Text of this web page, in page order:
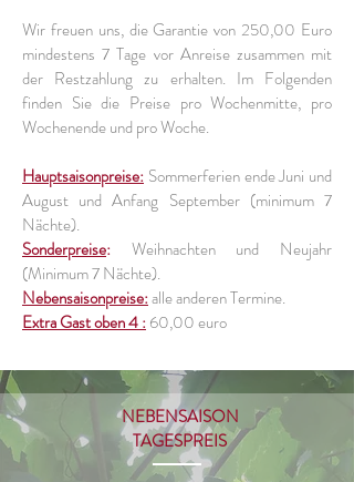
Wir freuen uns, die Garantie von 250,00 Euro
mindestens 7 Tage vor Anreise zusammen mit
der Restzahlung zu erhalten. Im Folgenden
finden Sie die Preise pro Wochenmitte, pro
Wochenende und pro Woche.
Hauptsaisonpreise: Sommerferien ende Juni und
August und Anfang September (minimum 7
Nächte).
Sonderpreise:
Weihnachten und Neujahr
(Minimum 7 Nächte).
Nebensaisonpreise:alle anderen Termine.
Extra Gast oben 4 :60,00 euro
NEBENSAISON
TAGESPREIS